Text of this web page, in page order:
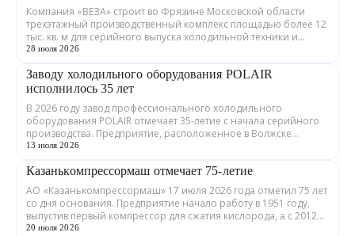
Компания «ВЕЗА» строит во Фрязине Московской области
трехэтажный производственный комплекс площадью более 12
тыс. кв. м для серийного выпуска холодильной техники и
теплообменного оборудования. ...
28 июля 2026
Заводу холодильного оборудования POLAIR
исполнилось 35 лет
В 2026 году завод профессионального холодильного
оборудования POLAIR отмечает 35-летие с начала серийного
производства. Предприятие, расположенное в Волжске
Республики Марий Эл, выпускает обору...
13 июля 2026
Казанькомпрессормаш отмечает 75-летие
АО «Казанькомпрессормаш» 17 июля 2026 года отметил 75 лет
со дня основания. Предприятие начало работу в 1951 году,
выпустив первый компрессор для сжатия кислорода, а с 2012
года входит в состав...
20 июля 2026